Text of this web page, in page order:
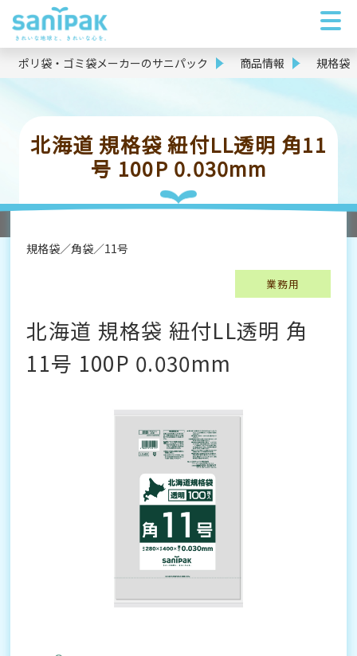
ポリ袋・ゴミ袋メーカーのサニパック 商品情報 規格袋
北海道 規格袋 紐付LL透明 角11
号 100P 0.030mm
規格袋 角袋 11号
業務用
北海道 規格袋 紐付LL透明 角
11号 100P 0.030mm